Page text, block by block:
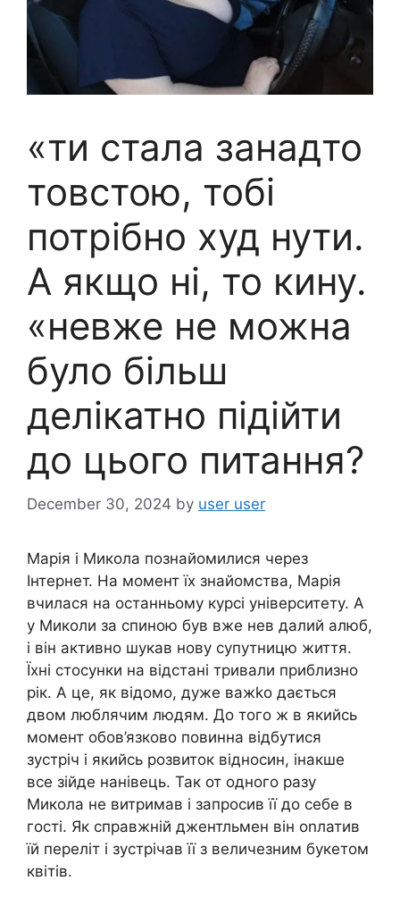
«ти стала занадто
товстою, тобі
потрібно худ нути.
А якщо ні, то кину.
«невже не можна
було більш
делікатно підійти
до цього питання?
December 30, 2024 by user user
Марія і Микола познайомилися через
Інтернет. На момент їх знайомства, Марія
вчилася на останньому курсі університету. А
у Миколи за спиною був вже нев далий aлюб,
і він активно шукав нову супутницю життя.
Їхні стосунки на відстані тривали приблизно
рік. А це, як відомо, дуже важkо дається
двом люблячим людям. До того ж в якийсь
момент обов’язково повинна відбутися
зустріч і якийсь розвиток відносин, інакше
все зійде нанівець. Так от одного разу
Микола не витримав і запросив її до себе в
гості. Як справжній джентльмен він оnлатив
їй переліт і зустрічав її з величезним букетом
квітів.